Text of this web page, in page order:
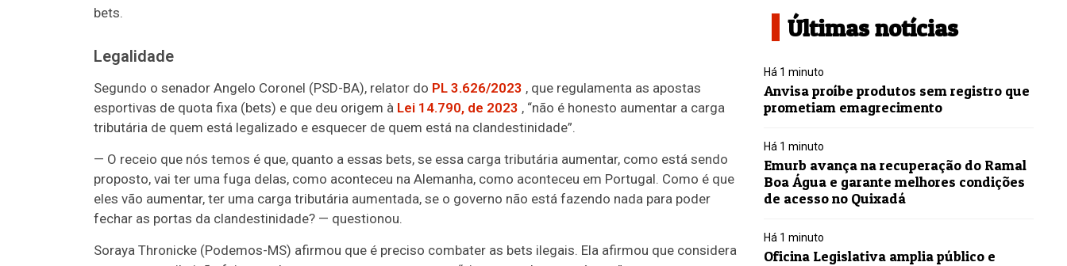
bets.
Legalidade
Segundo o senador Angelo Coronel (PSD-BA), relator do PL 3.626/2023 , que regulamenta as apostas
esportivas de quota fixa (bets) e que deu origem à Lei 14.790, de 2023 , “não é honesto aumentar a carga
tributária de quem está legalizado e esquecer de quem está na clandestinidade”.
— O receio que nós temos é que, quanto a essas bets, se essa carga tributária aumentar, como está sendo
proposto, vai ter uma fuga delas, como aconteceu na Alemanha, como aconteceu em Portugal. Como é que
eles vão aumentar, ter uma carga tributária aumentada, se o governo não está fazendo nada para poder
fechar as portas da clandestinidade? — questionou.
Soraya Thronicke (Podemos-MS) afirmou que é preciso combater as bets ilegais. Ela afirmou que considera
Últimas notícias
Há 1 minuto
Anvisa proíbe produtos sem registro que
prometiam emagrecimento
Há 1 minuto
Emurb avança na recuperação do Ramal
Boa Água e garante melhores condições
de acesso no Quixadá
Há 1 minuto
Oficina Legislativa amplia público e